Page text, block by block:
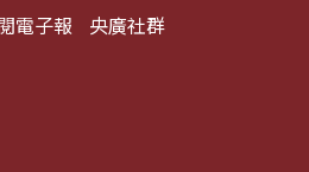
電子報 央廣社群